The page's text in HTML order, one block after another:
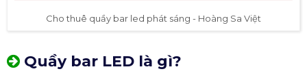
Cho thuê quầy bar led phát sáng - Hoàng Sa Việt
Quầy bar LED là gì?